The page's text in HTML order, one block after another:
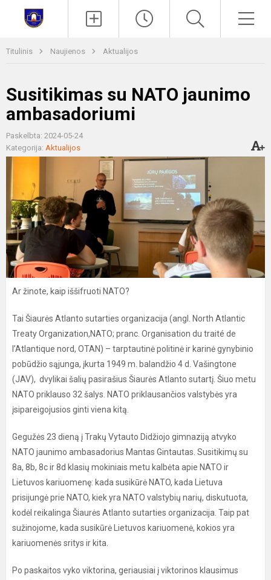
Titulinis Naujienos Aktualijos
Susitikimas su NATO jaunimo
ambasadoriumi
Paskelbta: 2024-05-24
Kategorija: Aktualijos
Ar žinote, kaip iššifruoti NATO?
Tai Šiaurės Atlanto sutarties organizacija (angl. North Atlantic
Treaty Organization,NATO; pranc. Organisation du traité de
l’Atlantique nord, OTAN) – tarptautinė politinė ir karinė gynybinio
pobūdžio sąjunga, įkurta 1949 m. balandžio 4 d. Vašingtone
(JAV), dvylikai šalių pasirašius Šiaurės Atlanto sutartį. Šiuo metu
NATO priklauso 32 šalys. NATO priklausančios valstybės yra
įsipareigojusios ginti viena kitą.
Gegužės 23 dieną į Trakų Vytauto Didžiojo gimnaziją atvyko
NATO jaunimo ambasadorius Mantas Gintautas. Susitikimų su
8a, 8b, 8c ir 8d klasių mokiniais metu kalbėta apie NATO ir
Lietuvos kariuomenę: kada susikūrė NATO, kada Lietuva
prisijungė prie NATO, kiek yra NATO valstybių narių, diskutuota,
kodėl reikalinga Šiaurės Atlanto sutarties organizacija. Taip pat
sužinojome, kada susikūrė Lietuvos kariuomenė, kokios yra
kariuomenės sritys ir kita.
Po paskaitos vyko viktorina, geriausiai į viktorinos klausimus